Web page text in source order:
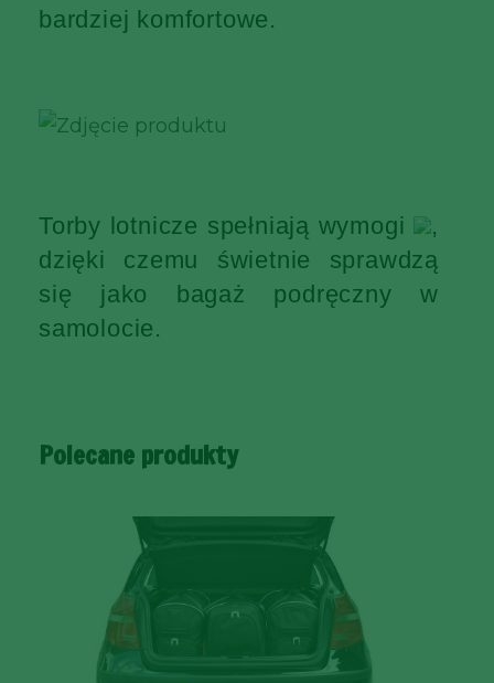
bardziej komfortowe.
Torby lotnicze spełniają wymogi
,
dzięki czemu świetnie sprawdzą
się jako bagaż podręczny w
samolocie.
Polecane produkty